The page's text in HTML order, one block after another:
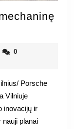
0
Porsche
Vilniuje
inovacijų ir
planai